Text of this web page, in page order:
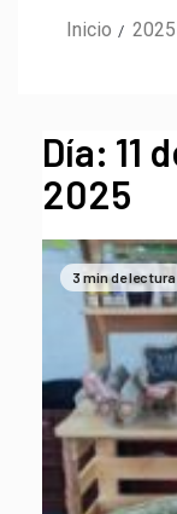
Inicio 2025
Día: 11
2025
3 min de lectura